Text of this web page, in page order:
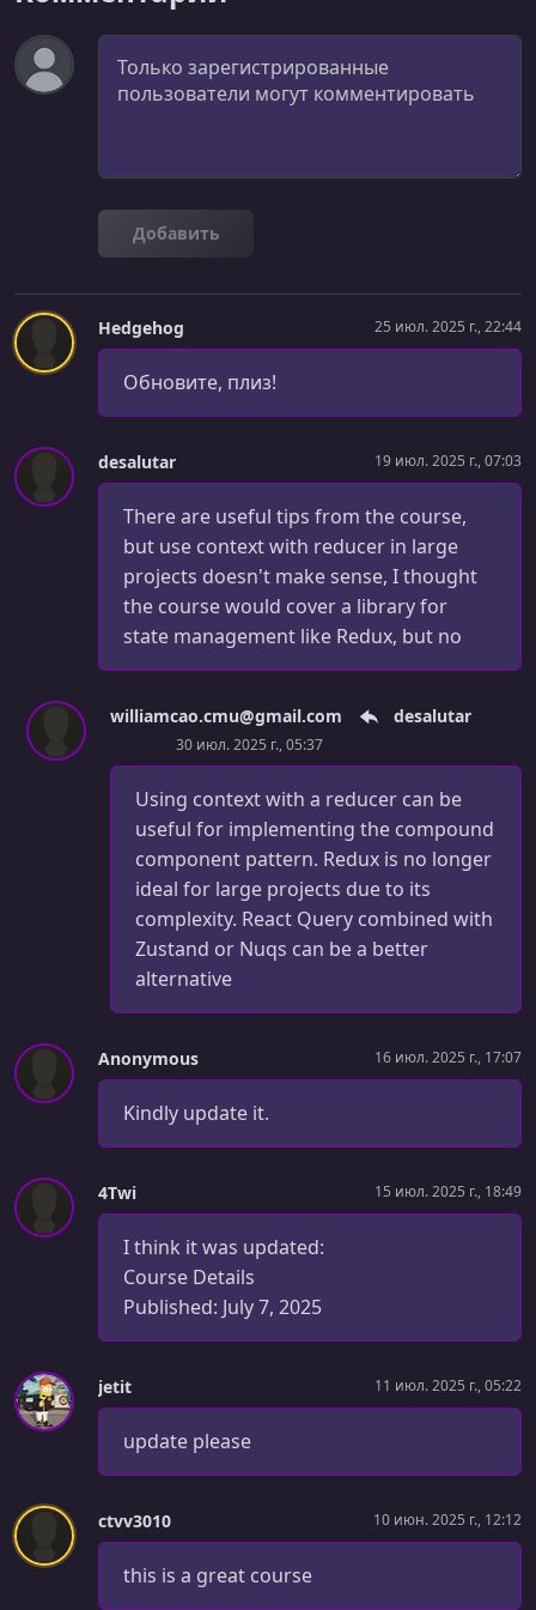
Комментарий
Добавить
Hedgehog 25 июл. 2025 г., 22:44
Обновите, плиз!
desalutar 19 июл. 2025 г., 07:03
There are useful tips from the course,
but use context with reducer in large
projects doesn't make sense, I thought
the course would cover a library for
state management like Redux, but no
williamcao.cmu@gmail.com desalutar
30 июл. 2025 г., 05:37
Using context with a reducer can be
useful for implementing the compound
component pattern. Redux is no longer
ideal for large projects due to its
complexity. React Query combined with
Zustand or Nuqs can be a better
alternative
Anonymous 16 июл. 2025 г., 17:07
Kindly update it.
4Twi 15 июл. 2025 г., 18:49
I think it was updated:
Course Details
Published: July 7, 2025
jetit 11 июл. 2025 г., 05:22
update please
ctvv3010 10 июн. 2025 г., 12:12
this is a great course